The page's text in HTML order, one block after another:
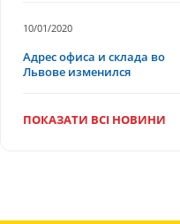
10/01/2020
Адрес офиса и склада во
Львове изменился
ПОКАЗАТИ ВСІ НОВИНИ